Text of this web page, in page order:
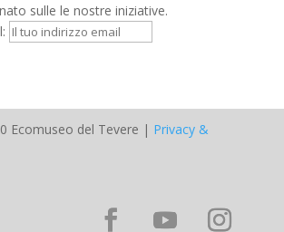
sulle le nostre iniziative.
Ecomuseo del Tevere | Privacy &